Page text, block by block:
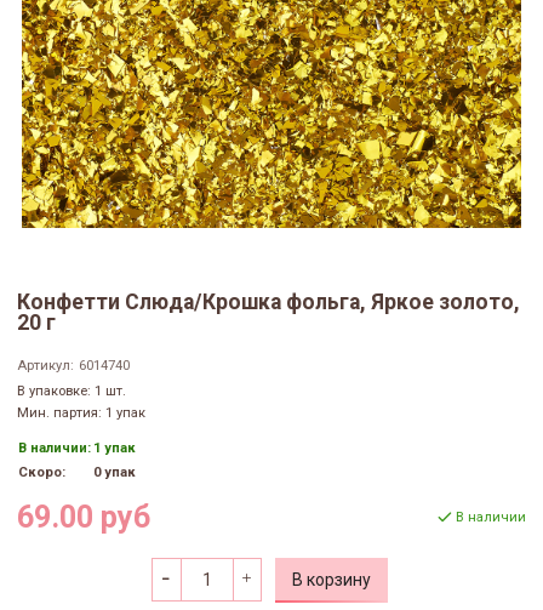
Конфетти Слюда/Крошка фольга, Яркое золото,
20 г
Артикул: 6014740
В упаковке: 1 шт.
Мин. партия: 1 упак
В наличии: 1 упак
Скоро:
0 упак
69.00 руб В наличии
В корзину